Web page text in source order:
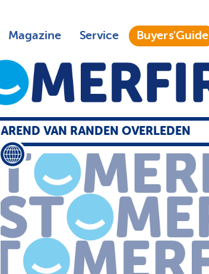
Magazine Service Buyers'Guide
AREND VAN RANDEN OVERLEDEN